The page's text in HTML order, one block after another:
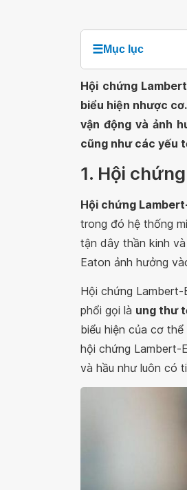
☰Mục lục
Hội chứng
biểu hiện nhược
vận động và ảnh
cũng như các yếu
1. Hội
Hội chứng
trong đó hệ thống
tận dây thần kinh
Eaton ảnh hưởng
Hội chứng
phổi gọi là ung thư
biểu hiện của cơ
hội chứng Lambert-
và hầu như luôn có